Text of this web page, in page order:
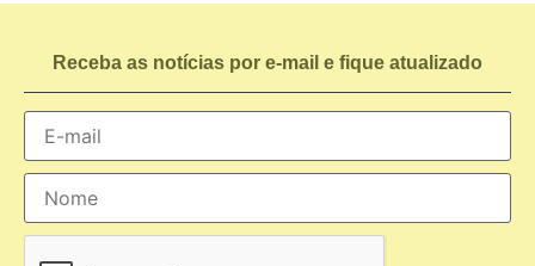
Receba as notícias por e-mail e fique atualizado